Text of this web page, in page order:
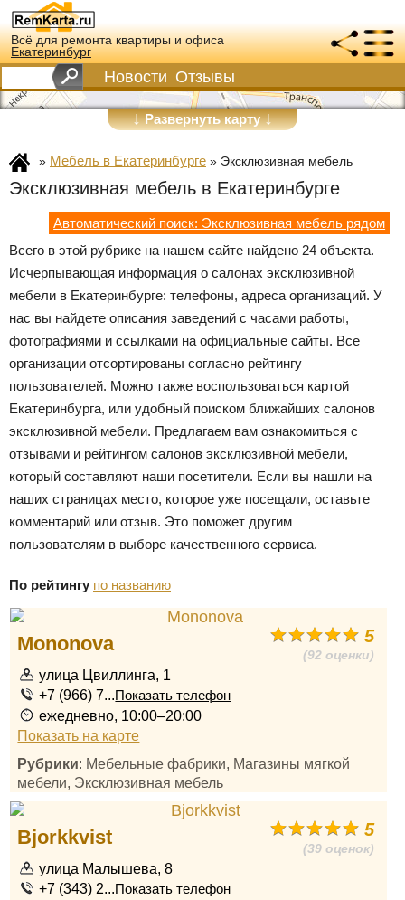
Всё для ремонта квартиры и офиса
Екатеринбург
Новости Отзывы
↓Развернуть карту↓
» Мебель в Екатеринбурге » Эксклюзивная мебель
Эксклюзивная мебель в Екатеринбурге
Автоматический поиск: Эксклюзивная мебель рядом
Всего в этой рубрике на нашем сайте найдено 24 объекта.
Исчерпывающая информация о салонах эксклюзивной
мебели в Екатеринбурге: телефоны, адреса организаций. У
нас вы найдете описания заведений с часами работы,
фотографиями и ссылками на официальные сайты. Все
организации отсортированы согласно рейтингу
пользователей. Можно также воспользоваться картой
Екатеринбурга, или удобный поиском ближайших салонов
эксклюзивной мебели. Предлагаем вам ознакомиться с
отзывами и рейтингом салонов эксклюзивной мебели,
который составляют наши посетители. Если вы нашли на
наших страницах место, которое уже посещали, оставьте
комментарий или отзыв. Это поможет другим
пользователям в выборе качественного сервиса.
По рейтингу по названию
5
(92 оценки)
Mononova
улица Цвиллинга, 1
+7 (966) 7...Показать телефон
ежедневно, 10:00–20:00
Показать на карте
Рубрики: Мебельные фабрики, Магазины мягкой
мебели, Эксклюзивная мебель
5
(39 оценок)
Bjorkkvist
улица Малышева, 8
+7 (343) 2...Показать телефон